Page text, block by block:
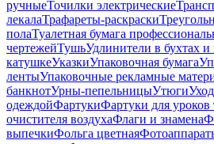
ручныеТочилки электрические
лекалаТрафареты-раскраски
полаТуалетная бумага
чертежейТушьУдлинители в бухтах и
катушкеУказкиУпаковочная бумага
лентыУпаковочные рекламные
банкнотУрны-пепельницыУтюги
одеждойФартукиФартуки для уроков
очистителя воздухаФлаги и знамена
выпечкиФольга цветная